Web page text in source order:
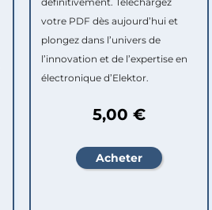
votre PDF dès aujourd’hui et
plongez dans l’univers de
l’innovation et de l’expertise en
électronique d’Elektor.
5,00 €